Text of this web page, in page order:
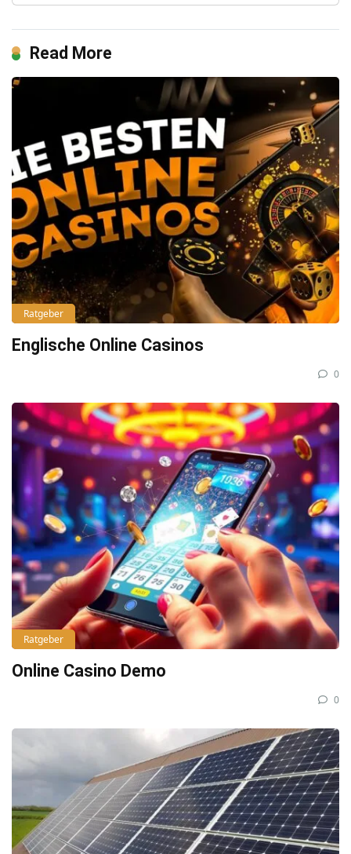
Read More
Ratgeber
Englische Online Casinos
0
Ratgeber
Online Casino Demo
0